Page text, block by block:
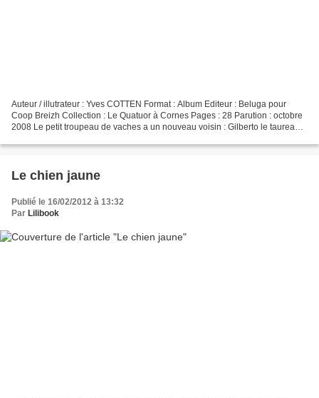
Auteur / illutrateur : Yves COTTEN Format : Album Editeur : Beluga pour
Coop Breizh Collection : Le Quatuor à Cornes Pages : 28 Parution : octobre
2008 Le petit troupeau de vaches a un nouveau voisin : Gilberto le taureau.
Le chien jaune
Publié le 16/02/2012 à 13:32
Par Lilibook